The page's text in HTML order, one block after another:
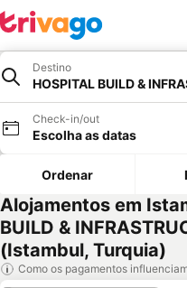
Destino
HOSPITAL BUILD &
Check-in/out
Escolha as datas
Ordenar
Alojamentos em
BUILD &
(Istambul, Turquia)
Como os pagamentos